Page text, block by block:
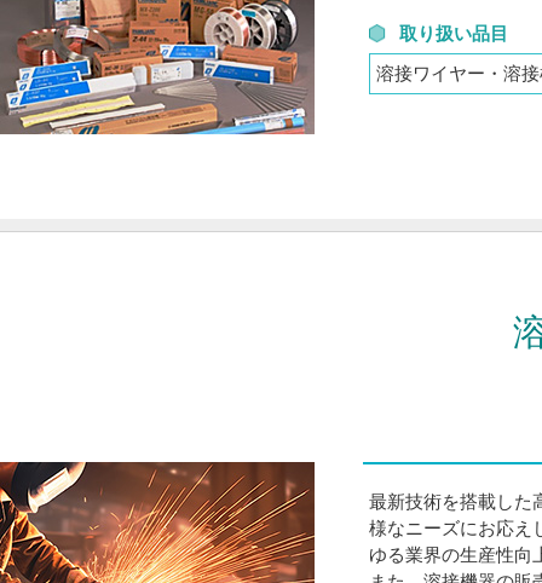
取り扱い品目
溶接ワイヤー・溶
最新技術を搭載した
様なニーズにお応え
ゆる業界の生産性向